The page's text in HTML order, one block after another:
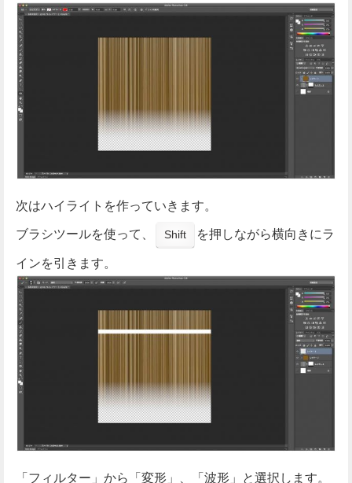
次はハイライトを作っていきます。
ブラシツールを使って、
Shift
を押しながら横向きにラ
インを引きます。
「フィルター」から「変形」、「波形」と選択します。